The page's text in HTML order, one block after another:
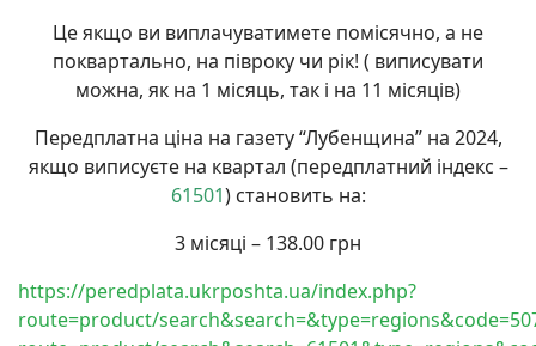
Це якщо ви виплачуватимете помісячно, а не
поквартально, на півроку чи рік! ( виписувати
можна, як на 1 місяць, так і на 11 місяців)
Передплатна ціна на газету “Лубенщина” на 2024,
якщо виписуєте на квартал (передплатний індекс –
61501) становить на:
3 місяці – 138.00 грн
https://peredplata.ukrposhta.ua/index.php?
route=product/